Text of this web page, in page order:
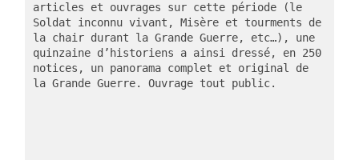
articles et ouvrages sur cette période (le
Soldat inconnu vivant, Misère et tourments de
la chair durant la Grande Guerre, etc…), une
quinzaine d’historiens a ainsi dressé, en 250
notices, un panorama complet et original de
la Grande Guerre. Ouvrage tout public.